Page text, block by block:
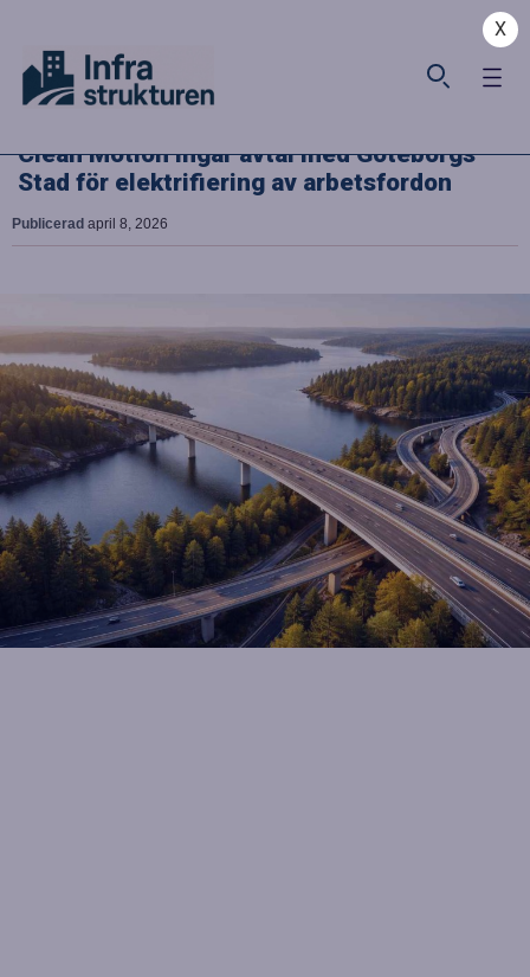
X
Clean Motion ingår avtal med Göteborgs
Stad för elektrifiering av arbetsfordon
Publicerad april 8, 2026